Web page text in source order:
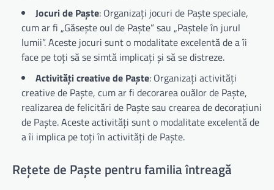
Jocuri de Paște: Organizați jocuri de Paște speciale,
cum ar fi „Găsește oul de Paște” sau „Paștele în jurul
lumii”. Aceste jocuri sunt o modalitate excelentă de a îi
face pe toți să se simtă implicați și să se distreze.
Activități creative de Paște: Organizați activități
creative de Paște, cum ar fi decorarea ouălor de Paște,
realizarea de felicitări de Paște sau crearea de decorațiuni
de Paște. Aceste activități sunt o modalitate excelentă de
a îi implica pe toți în activități de Paște.
Rețete de Paște pentru familia întreagă